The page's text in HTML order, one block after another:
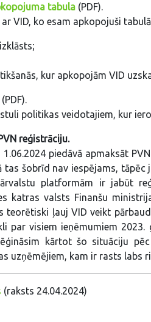
tabula (PDF).
VID, ko esam apkopojuši
kur apkopojām VID
(PDF).
politikas veidotajiem, kur
reģistrāciju.
piedāvā apmaksāt
tas šobrīd nav iespējams,
platformām ir jabūt
katras valsts Finanšu
teorētiski ļauj VID veikt
par visiem ieņēmumiem
kārtot šo situāciju
uzņēmējiem, kam ir rasts labs
(raksts 24.04.2024)